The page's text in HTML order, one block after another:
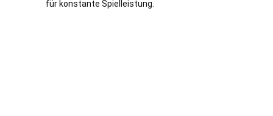
für konstante Spielleistung.